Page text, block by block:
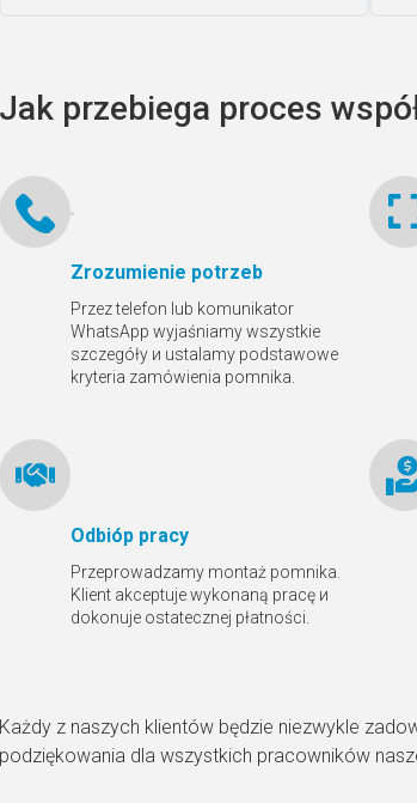
Jak przebiega proces
Zrozumienie potrzeb
Przez telefon lub komunikator
WhatsApp wyjaśniamy wszystkie
szczegóły и ustalamy podstawowe
kryteria zamówienia pomnika.
Odbióр pracy
Przeprowadzamy montaż pomnika.
Klient akceptuje wykonaną pracę и
dokonuje ostatecznej płatności.
Każdy z naszych klientów będzie niezwykle
podziękowania dla wszystkich pracowników